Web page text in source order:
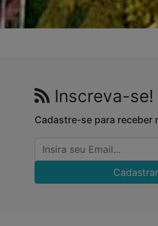
Inscreva-se!
Cadastre-se para receber
Cadastrar